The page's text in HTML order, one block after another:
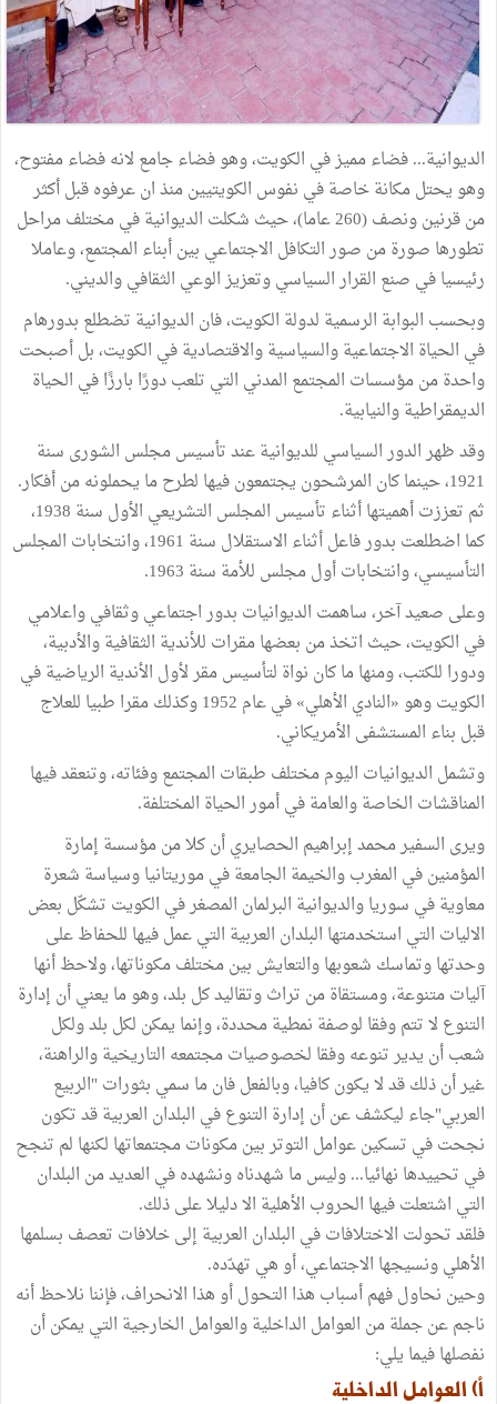
الديوانية... فضاء مميز في الكويت، وهو فضاء جامع لانه فضاء مفتوح،
وهو يحتل مكانة خاصة في نفوس الكويتيين منذ ان عرفوه قبل أكثر
من قرنين ونصف (260 عاما)، حيث شكلت الديوانية في مختلف مراحل
تطورها صورة من صور التكافل الاجتماعي بين أبناء المجتمع، وعاملا
رئيسيا في صنع القرار السياسي وتعزيز الوعي الثقافي والديني.
وبحسب البوابة الرسمية لدولة الكويت، فان الديوانية تضطلع بدورهام
في الحياة الاجتماعية والسياسية والاقتصادية في الكويت، بل أصبحت
واحدة من مؤسسات المجتمع المدني التي تلعب دورًا بارزًا في الحياة
الديمقراطية والنيابية.
وقد ظهر الدور السياسي للديوانية عند تأسيس مجلس الشورى سنة
1921، حينما كان المرشحون يجتمعون فيها لطرح ما يحملونه من أفكار.
ثم تعززت أهميتها أثناء تأسيس المجلس التشريعي الأول سنة 1938،
كما اضطلعت بدور فاعل أثناء الاستقلال سنة 1961، وانتخابات المجلس
التأسيسي، وانتخابات أول مجلس للأمة سنة 1963.
وعلى صعيد آخر، ساهمت الديوانيات بدور اجتماعي وثقافي واعلامي
في الكويت، حيث اتخذ من بعضها مقرات للأندية الثقافية والأدبية،
ودورا للكتب، ومنها ما كان نواة لتأسيس مقر لأول الأندية الرياضية في
الكويت وهو «النادي الأهلي» في عام 1952 وكذلك مقرا طبيا للعلاج
قبل بناء المستشفى الأمريكاني.
وتشمل الديوانيات اليوم مختلف طبقات المجتمع وفئاته، وتنعقد فيها
المناقشات الخاصة والعامة في أمور الحياة المختلفة.
ويرى السفير محمد إبراهيم الحصايري أن كلا من مؤسسة إمارة
المؤمنين في المغرب والخيمة الجامعة في موريتانيا وسياسة شعرة
معاوية في سوريا والديوانية البرلمان المصغر في الكويت تشكّل بعض
الاليات التي استخدمتها البلدان العربية التي عمل فيها للحفاظ على
وحدتها وتماسك شعوبها والتعايش بين مختلف مكوناتها، ولاحظ أنها
آليات متنوعة، ومستقاة من تراث وتقاليد كل بلد، وهو ما يعني أن إدارة
التنوع لا تتم وفقا لوصفة نمطية محددة، وإنما يمكن لكل بلد ولكل
شعب أن يدير تنوعه وفقا لخصوصيات مجتمعه التاريخية والراهنة،
غير أن ذلك قد لا يكون كافيا، وبالفعل فان ما سمي بثورات "الربيع
العربي"جاء ليكشف عن أن إدارة التنوع في البلدان العربية قد تكون
نجحت في تسكين عوامل التوتر بين مكونات مجتمعاتها لكنها لم تنجح
في تحييدها نهائيا... وليس ما شهدناه ونشهده في العديد من البلدان
التي اشتعلت فيها الحروب الأهلية الا دليلا على ذلك.
فلقد تحولت الاختلافات في البلدان العربية إلى خلافات تعصف بسلمها
الأهلي ونسيجها الاجتماعي، أو هي تهدّده.
وحين نحاول فهم أسباب هذا التحول أو هذا الانحراف، فإننا نلاحظ أنه
ناجم عن جملة من العوامل الداخلية والعوامل الخارجية التي يمكن أن
نفصلها فيما يلي:
أ‌) العوامل الداخلية